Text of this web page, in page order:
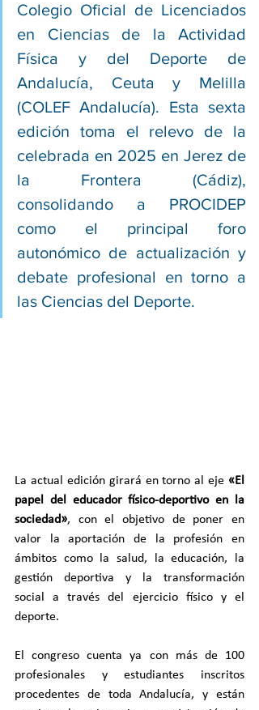
Colegio Oficial de Licenciados
en Ciencias de la Actividad
Física y del Deporte de
Andalucía, Ceuta y Melilla
(COLEF Andalucía). Esta sexta
edición toma el relevo de la
celebrada en 2025 en Jerez de
la Frontera (Cádiz),
consolidando a PROCIDEP
como el principal foro
autonómico de actualización y
debate profesional en torno a
las Ciencias del Deporte.
La actual edición girará en torno al eje «El
papel del educador físico-deportivo en la
sociedad», con el objetivo de poner en
valor la aportación de la profesión en
ámbitos como la salud, la educación, la
gestión deportiva y la transformación
social a través del ejercicio físico y el
deporte.
El congreso cuenta ya con más de 100
profesionales y estudiantes inscritos
procedentes de toda Andalucía, y están